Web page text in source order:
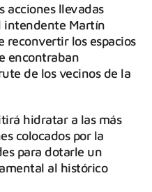
acciones llevadas
intendente Martín
reconvertir los espacios
encontraban
de los vecinos de la
hidratar a las más
colocados por la
para dotarle un
al histórico